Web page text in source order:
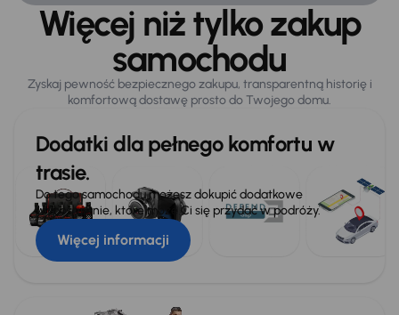
360° kamera
Airbag
Automatyczne zatrzymanie przed przeszkoda
Czujnik martwego pola
ESP
Kontrola tlaku v pneumatikách
Wybór trybu jazdy
Więcej niż tylko zakup
samochodu
Zyskaj pewność bezpiecznego zakupu, transparentną historię i
komfortową dostawę prosto do Twojego domu.
Dodatki dla pełnego komfortu w
trasie.
Do tego samochodu możesz dokupić dodatkowe
wyposażenie, które może Ci się przydać w podróży.
Więcej informacji